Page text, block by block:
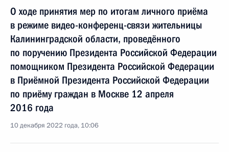
О ходе принятия мер по итогам личного приёма
в режиме видео-конференц-связи жительницы
Калининградской области, проведённого
по поручению Президента Российской Федерации
помощником Президента Российской Федерации
в Приёмной Президента Российской Федерации
по приёму граждан в Москве 12 апреля
2016 года
10 декабря 2022 года, 10:06